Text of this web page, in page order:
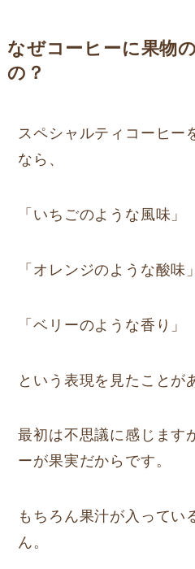
なぜコーヒーに果物
の？
スペシャルティコーヒー
なら、
「いちごのような風味」
「オレンジのような酸味」
「ベリーのような香り」
という表現を見たことが
最初は不思議に感じます
ーが果実だからです。
もちろん果汁が入ってい
ん。